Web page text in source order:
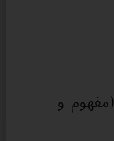
(مفهوم و